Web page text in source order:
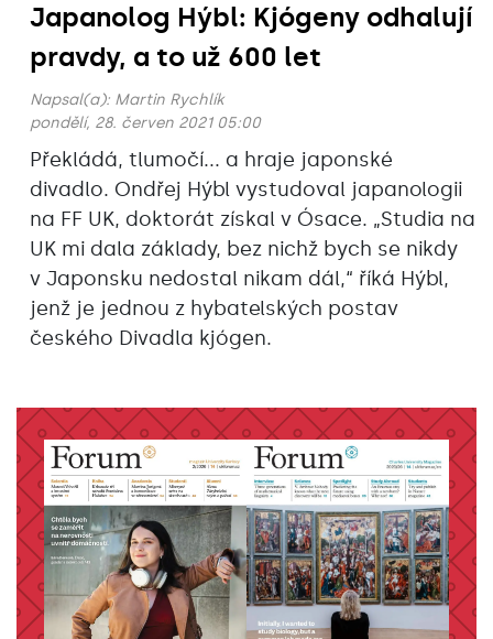
Japanolog Hýbl: Kjógeny odhalují
pravdy, a to už 600 let
Napsal(a): Martin Rychlík
pondělí, 28. červen 2021 05:00
Překládá, tlumočí... a hraje japonské
divadlo. Ondřej Hýbl vystudoval japanologii
na FF UK, doktorát získal v Ósace. „Studia na
UK mi dala základy, bez nichž bych se nikdy
v Japonsku nedostal nikam dál,“ říká Hýbl,
jenž je jednou z hybatelských postav
českého Divadla kjógen.